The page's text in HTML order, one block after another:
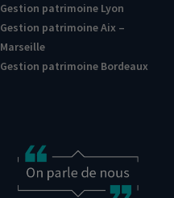
Gestion patrimoine Lyon
Gestion patrimoine Aix –
Marseille
Gestion patrimoine Bordeaux